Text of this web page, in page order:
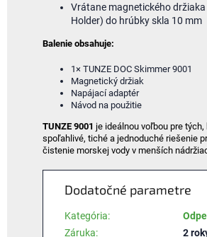
Vrátane magnetického
Holder) do hrúbky skla 10 mm
Balenie obsahuje:
1× TUNZE DOC Skimmer 9001
Magnetický držiak
Napájací adaptér
Návod na použitie
TUNZE 9001 je ideálnou voľbou pre
spoľahlivé, tiché a jednoduché riešenie
čistenie morskej vody v menších
Dodatočné parametre
Kategória:
Záruka:
2